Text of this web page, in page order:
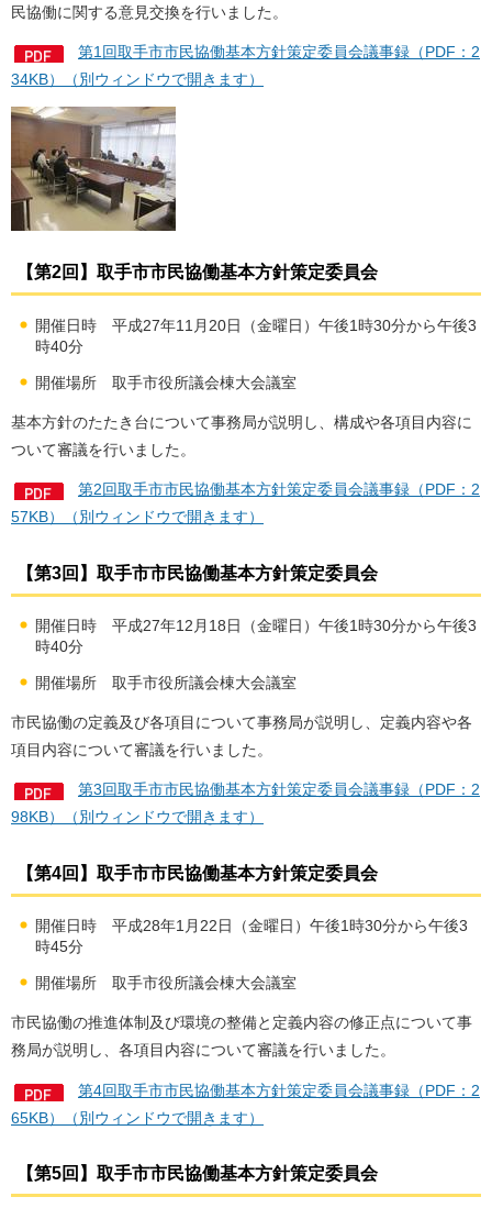
民協働に関する意見交換を行いました。
第1回取手市市民協働基本方針策定委員会議事録（PDF：2
34KB）（別ウィンドウで開きます）
【第2回】取手市市民協働基本方針策定委員会
開催日時 平成27年11月20日（金曜日）午後1時30分から午後3
時40分
開催場所 取手市役所議会棟大会議室
基本方針のたたき台について事務局が説明し、構成や各項目内容に
ついて審議を行いました。
第2回取手市市民協働基本方針策定委員会議事録（PDF：2
57KB）（別ウィンドウで開きます）
【第3回】取手市市民協働基本方針策定委員会
開催日時 平成27年12月18日（金曜日）午後1時30分から午後3
時40分
開催場所 取手市役所議会棟大会議室
市民協働の定義及び各項目について事務局が説明し、定義内容や各
項目内容について審議を行いました。
第3回取手市市民協働基本方針策定委員会議事録（PDF：2
98KB）（別ウィンドウで開きます）
【第4回】取手市市民協働基本方針策定委員会
開催日時 平成28年1月22日（金曜日）午後1時30分から午後3
時45分
開催場所 取手市役所議会棟大会議室
市民協働の推進体制及び環境の整備と定義内容の修正点について事
務局が説明し、各項目内容について審議を行いました。
第4回取手市市民協働基本方針策定委員会議事録（PDF：2
65KB）（別ウィンドウで開きます）
【第5回】取手市市民協働基本方針策定委員会